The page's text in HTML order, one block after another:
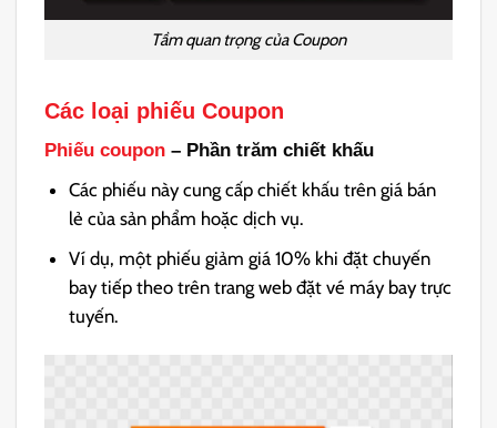
Tầm quan trọng của Coupon
Các loại phiếuCoupon
Phiếu coupon – Phần trăm chiết khấu
Các phiếu này cung cấp chiết khấu trên giá bán
lẻ của sản phẩm hoặc dịch vụ.
Ví dụ, một phiếu giảm giá 10% khi đặt chuyến
bay tiếp theo trên trang web đặt vé máy bay trực
tuyến.